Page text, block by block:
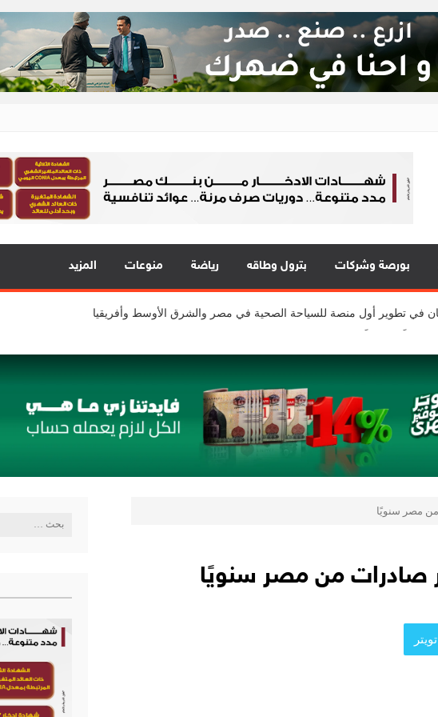
24
في قلب الحدث
بورصة وشركات بترول وطاقه رياضة منوعات المزيد
يقدمون 7 مشاريع واعدة
للشباب” ويقدم العديد من العروض المجانية دعمًا للشمول المالي تحت رعاية البنك المركزي
جديدة مستوحاة من النكهات البرازيلية
المُتَّحدة الإطاريَّة بشأن تغيُّر المناخ
للشباب” ويقدم العديد من العروض المجانية دعمًا للشمول المالي تحت رعاية البنك المركزي
نمو قوي في جميع المؤشرات المالية الرئيسية
البحث